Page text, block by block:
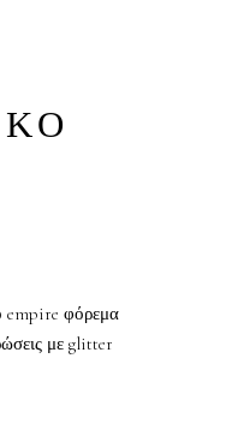
empire φόρεμα
με glitter